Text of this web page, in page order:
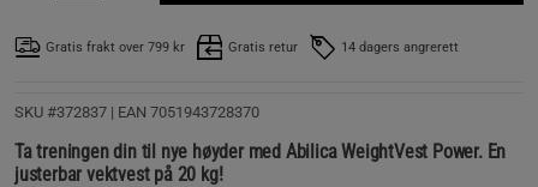
Gratis frakt over 799 kr Gratis retur 14 dagers angrerett
SKU #372837 | EAN 7051943728370
Ta treningen din til nye høyder med Abilica WeightVest Power. En
justerbar vektvest på 20 kg!